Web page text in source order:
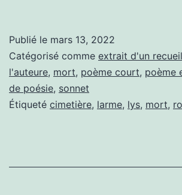
Publié le mars 13, 2022
Catégorisé comme extrait d'un
l'auteure, mort, poème court, poème
de poésie, sonnet
Étiqueté cimetière, larme, lys, mort,